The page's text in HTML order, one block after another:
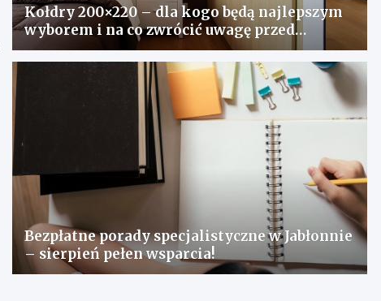
Kołdry 200×220 – dla kogo będą najlepszym
wyborem i na co zwrócić uwagę przed
zakupem?
Bezpłatne porady specjalistyczne w Jabłonnie
– sierpień pełen wsparcia!